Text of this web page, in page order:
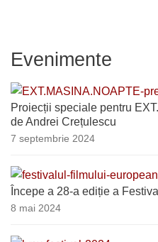
Evenimente
Proiecții speciale pentru
de Andrei Crețulescu
7 septembrie 2024
Începe a 28-a ediție a
8 mai 2024